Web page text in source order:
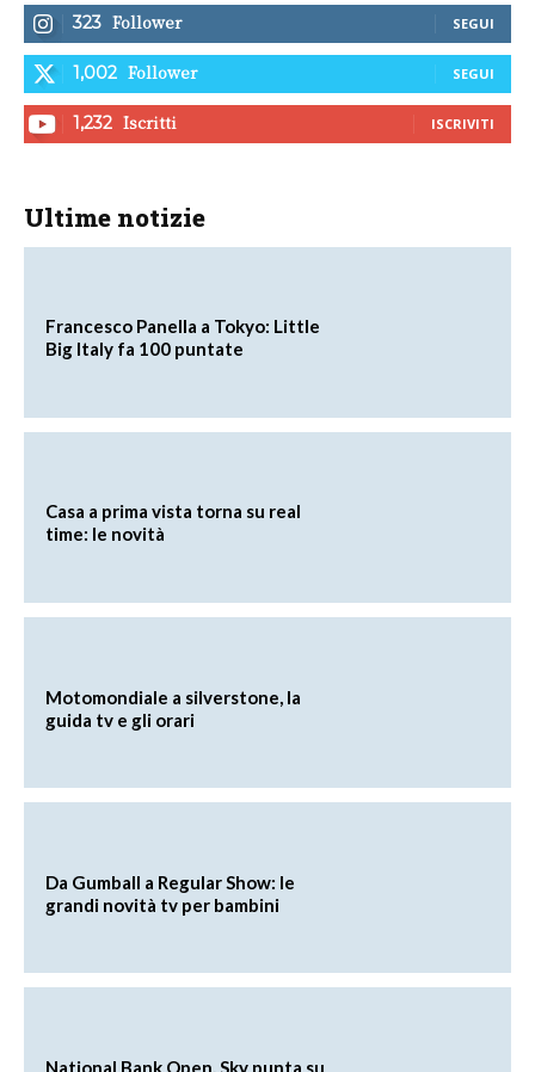
323 Follower SEGUI
1,002 Follower SEGUI
1,232 Iscritti ISCRIVITI
Ultime notizie
Francesco Panella a Tokyo: Little
Big Italy fa 100 puntate
Casa a prima vista torna su real
time: le novità
Motomondiale a silverstone, la
guida tv e gli orari
Da Gumball a Regular Show: le
grandi novità tv per bambini
National Bank Open, Sky punta su